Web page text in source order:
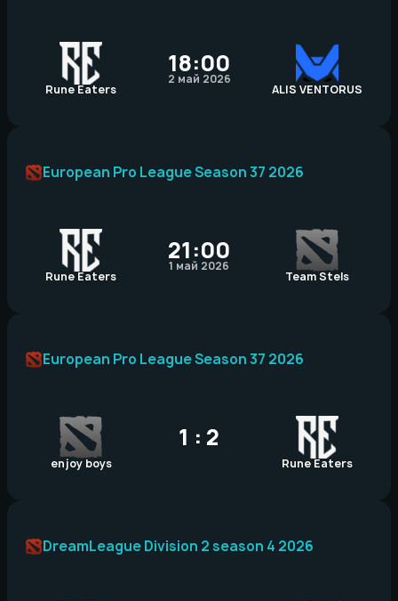
Rune Eaters
18:00
2 май 2026
ALIS VENTORUS
Rune Eaters
21:00
1 май 2026
Team Stels
European Pro League Season 37 2026
enjoy boys
1 : 2
Rune Eaters
European Pro League Season 37 2026
DreamLeague Division 2 season 4 2026